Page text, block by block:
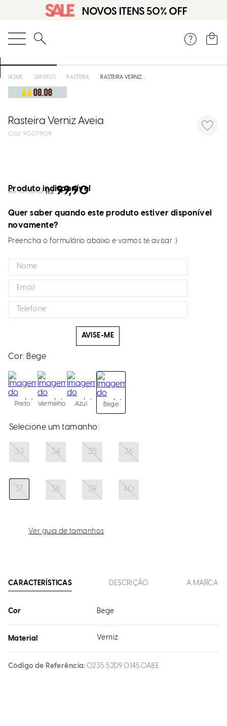
O que você está procurando?
SAPATOS RASTEIRA RASTEIRA VERNIZ AVEIA
Rasteira Verniz Aveia
: 9007909
R$ 199,90 R$ 99,90
Produto indisponível
Quer saber quando este produto estiver disponível
novamente?
Preencha o formulário abaixo e vamos te avisar :)
AVISE-ME
Cor: Bege
Preto Vermelho Azul Bege
33 34 35 36
37 38 39 40
Ver guia de tamanhos
CARACTERÍSTICAS DESCRIÇÃO A MARCA
Cor Bege
Material Verniz
Código de Referência 0235.52D9.0145.0A8E